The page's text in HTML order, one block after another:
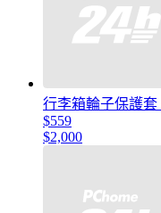
行李箱輪子保護套
$559
$2,000